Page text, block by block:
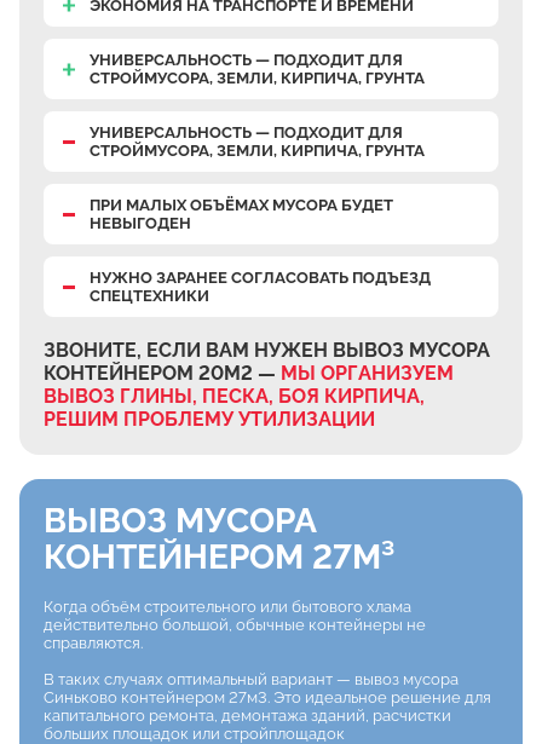
ЭКОНОМИЯ НА ТРАНСПОРТЕ И ВРЕМЕНИ
УНИВЕРСАЛЬНОСТЬ — ПОДХОДИТ ДЛЯ
СТРОЙМУСОРА, ЗЕМЛИ, КИРПИЧА, ГРУНТА
УНИВЕРСАЛЬНОСТЬ — ПОДХОДИТ ДЛЯ
СТРОЙМУСОРА, ЗЕМЛИ, КИРПИЧА, ГРУНТА
ПРИ МАЛЫХ ОБЪЁМАХ МУСОРА БУДЕТ
НЕВЫГОДЕН
НУЖНО ЗАРАНЕЕ СОГЛАСОВАТЬ ПОДЪЕЗД
СПЕЦТЕХНИКИ
ЗВОНИТЕ, ЕСЛИ ВАМ НУЖЕН ВЫВОЗ МУСОРА
КОНТЕЙНЕРОМ 20М2 — МЫ ОРГАНИЗУЕМ
ВЫВОЗ ГЛИНЫ, ПЕСКА, БОЯ КИРПИЧА,
РЕШИМ ПРОБЛЕМУ УТИЛИЗАЦИИ
ВЫВОЗ МУСОРА
КОНТЕЙНЕРОМ 27М³
Когда объём строительного или бытового хлама
действительно большой, обычные контейнеры не
справляются.
В таких случаях оптимальный вариант — вывоз мусора
Синьково контейнером 27м3. Это идеальное решение для
капитального ремонта, демонтажа зданий, расчистки
больших площадок или стройплощадок